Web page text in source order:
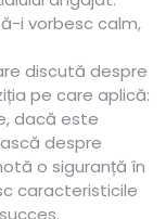
i vorbesc calm,
discută despre
pe care aplică:
dacă este
despre
o siguranță în
caracteristicile